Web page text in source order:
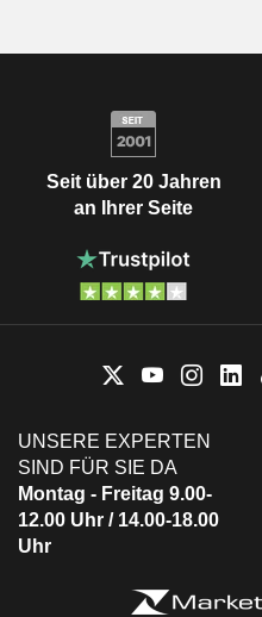
Seit über 20 Jahren
an Ihrer Seite
UNSERE EXPERTEN
SIND FÜR SIE DA
Montag - Freitag 9.00-
12.00 Uhr / 14.00-18.00
Uhr